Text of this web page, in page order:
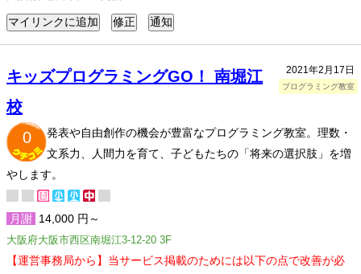
2021年2月17日
プログラミング教室
キッズプログラミングGO！ 南堀江
校
0
発表や自由創作の機会が豊富なプログラミング教室。理数・
文系力、人間力を育て、子どもたちの「将来の選択肢」を増
やします。
月謝 14,000 円～
大阪府大阪市西区南堀江3-12-20 3F
【運営事務局から】当サービス掲載のためには以下の点で改善が必